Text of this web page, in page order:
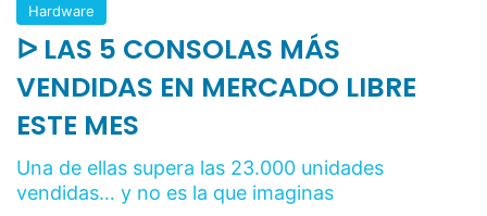
Hardware
ᐅ LAS 5 CONSOLAS MÁS
VENDIDAS EN MERCADO LIBRE
ESTE MES
Una de ellas supera las 23.000 unidades
vendidas… y no es la que imaginas